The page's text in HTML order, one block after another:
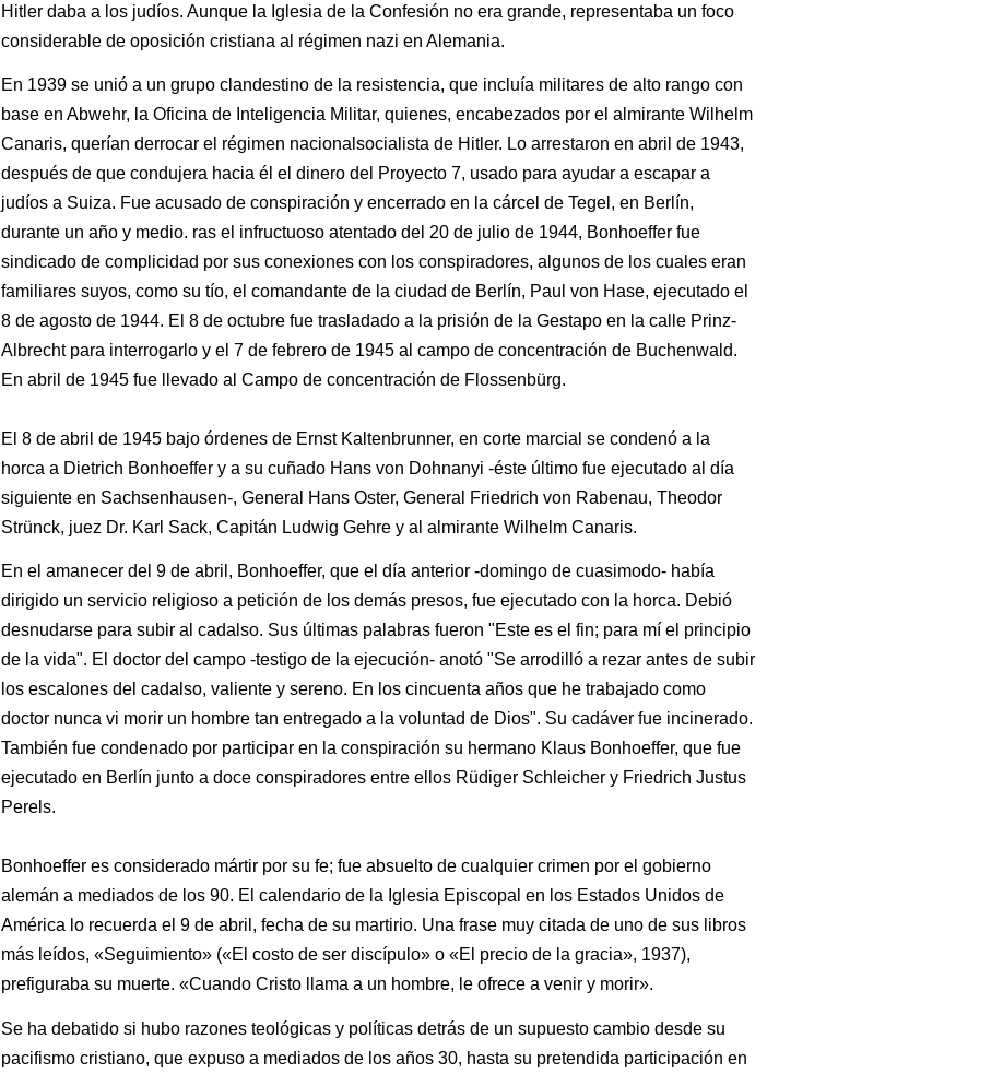
Hitler daba a los judíos. Aunque la Iglesia de la Confesión no era grande, representaba un foco
considerable de oposición cristiana al régimen nazi en Alemania.
En 1939 se unió a un grupo clandestino de la resistencia, que incluía militares de alto rango con
base en Abwehr, la Oficina de Inteligencia Militar, quienes, encabezados por el almirante Wilhelm
Canaris, querían derrocar el régimen nacionalsocialista de Hitler. Lo arrestaron en abril de 1943,
después de que condujera hacia él el dinero del Proyecto 7, usado para ayudar a escapar a
judíos a Suiza. Fue acusado de conspiración y encerrado en la cárcel de Tegel, en Berlín,
durante un año y medio. ras el infructuoso atentado del 20 de julio de 1944, Bonhoeffer fue
sindicado de complicidad por sus conexiones con los conspiradores, algunos de los cuales eran
familiares suyos, como su tío, el comandante de la ciudad de Berlín, Paul von Hase, ejecutado el
8 de agosto de 1944. El 8 de octubre fue trasladado a la prisión de la Gestapo en la calle Prinz-
Albrecht para interrogarlo y el 7 de febrero de 1945 al campo de concentración de Buchenwald.
En abril de 1945 fue llevado al Campo de concentración de Flossenbürg.
El 8 de abril de 1945 bajo órdenes de Ernst Kaltenbrunner, en corte marcial se condenó a la
horca a Dietrich Bonhoeffer y a su cuñado Hans von Dohnanyi -éste último fue ejecutado al día
siguiente en Sachsenhausen-, General Hans Oster, General Friedrich von Rabenau, Theodor
Strünck, juez Dr. Karl Sack, Capitán Ludwig Gehre y al almirante Wilhelm Canaris.
En el amanecer del 9 de abril, Bonhoeffer, que el día anterior -domingo de cuasimodo- había
dirigido un servicio religioso a petición de los demás presos, fue ejecutado con la horca. Debió
desnudarse para subir al cadalso. Sus últimas palabras fueron "Este es el fin; para mí el principio
de la vida". El doctor del campo -testigo de la ejecución- anotó "Se arrodilló a rezar antes de subir
los escalones del cadalso, valiente y sereno. En los cincuenta años que he trabajado como
doctor nunca vi morir un hombre tan entregado a la voluntad de Dios". Su cadáver fue incinerado.
También fue condenado por participar en la conspiración su hermano Klaus Bonhoeffer, que fue
ejecutado en Berlín junto a doce conspiradores entre ellos Rüdiger Schleicher y Friedrich Justus
Perels.
Bonhoeffer es considerado mártir por su fe; fue absuelto de cualquier crimen por el gobierno
alemán a mediados de los 90. El calendario de la Iglesia Episcopal en los Estados Unidos de
América lo recuerda el 9 de abril, fecha de su martirio. Una frase muy citada de uno de sus libros
más leídos, «Seguimiento» («El costo de ser discípulo» o «El precio de la gracia», 1937),
prefiguraba su muerte. «Cuando Cristo llama a un hombre, le ofrece a venir y morir».
Se ha debatido si hubo razones teológicas y políticas detrás de un supuesto cambio desde su
pacifismo cristiano, que expuso a mediados de los años 30, hasta su pretendida participación en